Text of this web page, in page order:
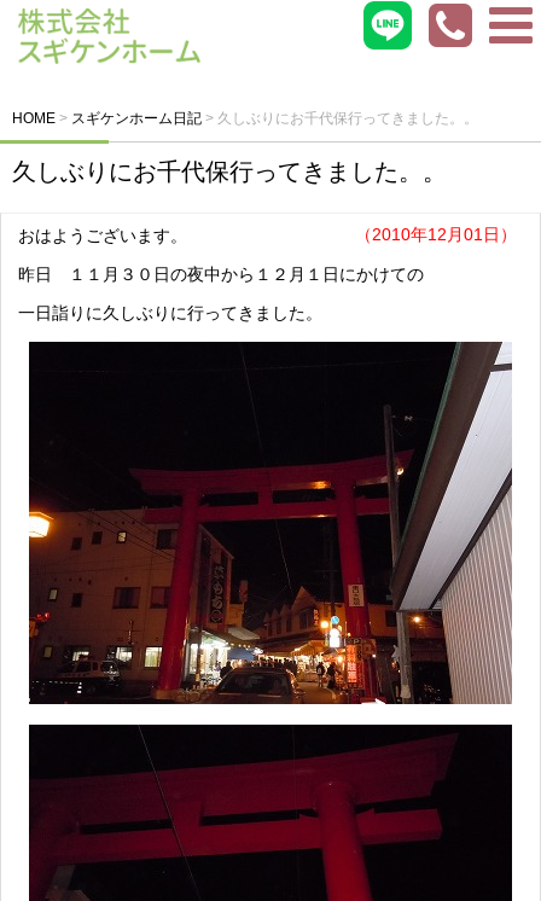
HOME > スギケンホーム日記 > 久しぶりにお千代保行ってきました。。
久しぶりにお千代保行ってきました。。
（2010年12月01日）
おはようございます。
昨日 １１月３０日の夜中から１２月１日にかけての
一日詣りに久しぶりに行ってきました。